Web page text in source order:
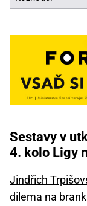
Sestavy v
4. kolo Ligy
Jindřich
dilema na